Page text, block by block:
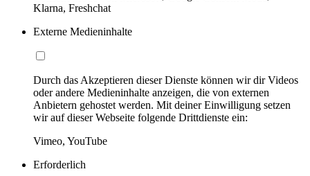
Klarna, Freshchat
Externe Medieninhalte
Durch das Akzeptieren dieser Dienste können wir dir Videos
oder andere Medieninhalte anzeigen, die von externen
Anbietern gehostet werden. Mit deiner Einwilligung setzen
wir auf dieser Webseite folgende Drittdienste ein:
Vimeo, YouTube
Erforderlich